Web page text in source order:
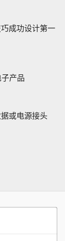
成功设计第一
产品
或电源接头